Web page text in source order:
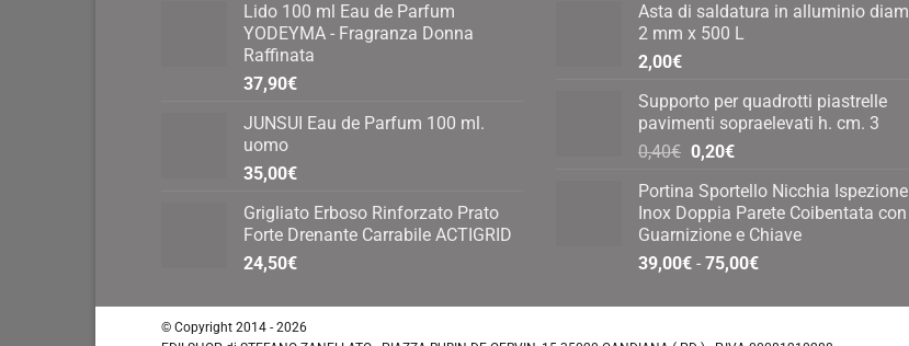
Lido 100 ml Eau de Parfum
YODEYMA - Fragranza Donna
Raffinata
37,90€
JUNSUI Eau de Parfum 100 ml.
uomo
35,00€
Grigliato Erboso Rinforzato Prato
Forte Drenante Carrabile ACTIGRID
24,50€
Asta di saldatura in alluminio diam
2 mm x 500 L
2,00€
Supporto per quadrotti piastrelle
pavimenti sopraelevati h. cm. 3
0,40€ Il
originale
era:
0,40€.
0,20€Il
attuale
è:
0,20€.
Portina Sportello Nicchia Ispezione
Inox Doppia Parete Coibentata con
Guarnizione e Chiave
39,00€ - 75,00€Fascia
prezzo:
© Copyright 2014 - 2026